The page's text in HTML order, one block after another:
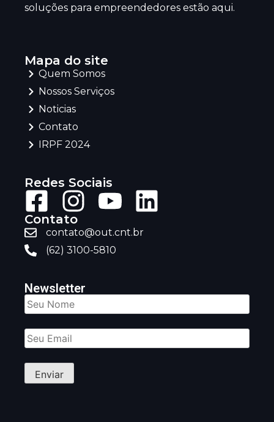
soluções para empreendedores estão aqui.
Mapa do site
Quem Somos
Nossos Serviços
Noticias
Contato
IRPF 2024
Redes Sociais
Contato
contato@out.cnt.br
(62) 3100-5810
Newsletter